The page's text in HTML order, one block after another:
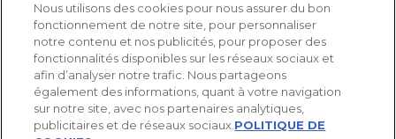
Nous utilisons des cookies pour nous assurer du bon
fonctionnement de notre site, pour personnaliser
notre contenu et nos publicités, pour proposer des
fonctionnalités disponibles sur les réseaux sociaux et
afin d’analyser notre trafic. Nous partageons
également des informations, quant à votre navigation
sur notre site, avec nos partenaires analytiques,
publicitaires et de réseaux sociaux. POLITIQUE DE